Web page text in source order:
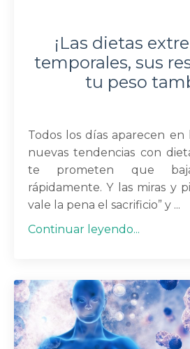
¡Las dietas
temporales, sus
tu peso
Todos los días aparecen en
nuevas tendencias con
te prometen que
rápidamente. Y las miras y
vale la pena el sacrificio” y ...
Continuar leyendo...